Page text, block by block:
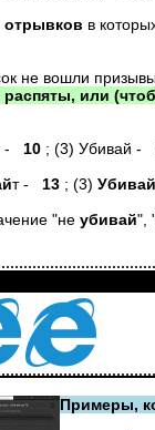
отрывков в
не вошли
или
- 10 ; (3) Убивай -
т - 13 ; (3) Убивай
"не убивай",
Примеры,